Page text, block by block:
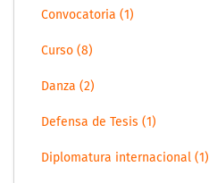
Convocatoria (1)
Curso (8)
Danza (2)
Defensa de Tesis (1)
Diplomatura internacional (1)